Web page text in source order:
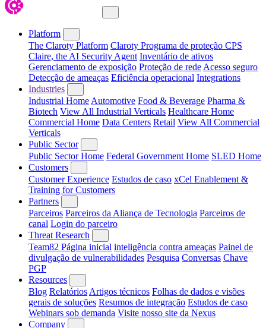
Close Menu
Platform
The Claroty Platform Claroty Programa de proteção CPS
Claire, the AI Security Agent Inventário de ativos
Gerenciamento de exposição Proteção de redeAcesso seguro
Detecção de ameaças Eficiência operacional Integrations
Industries
Industrial HomeAutomotive Food & Beverage Pharma &
Biotech View All Industrial Verticals Healthcare Home
Commercial Home Data Centers Retail View All Commercial
Verticals
Public Sector
Public Sector Home Federal Government Home SLED Home
Customers
Customer Experience Estudos de caso xCel Enablement &
Training for Customers
Partners
Parceiros Parceiros da Aliança de Tecnologia Parceiros de
canal Login do parceiro
Threat Research
Team82 Página inicial inteligência contra ameaças Painel de
divulgação de vulnerabilidades Pesquisa Conversas Chave
PGP
Resources
Blog RelatóriosArtigos técnicos Folhas de dados e visões
gerais de soluções Resumos de integração Estudos de caso
Webinars sob demanda Visite nosso site da Nexus
Company